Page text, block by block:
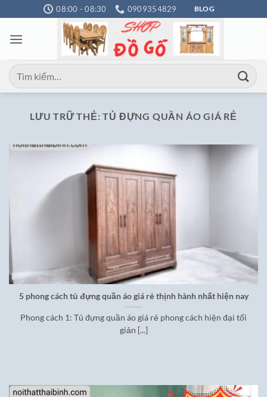
qua
nội
08:00 - 08:30 0909354829 BLOG
Tìm
kiếm:
LƯU TRỮ THẺ:TỦ ĐỰNG QUẦN ÁO GIÁ RẺ
5 phong cách tủ đựng quần áo giá rẻ thịnh hành nhất hiện nay
Phong cách 1: Tủ đựng quần áo giá rẻ phong cách hiện đại tối
giản [...]